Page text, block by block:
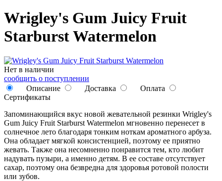
Wrigley's Gum Juicy Fruit
Starburst Watermelon
Нет в наличии
сообщить о поступлении
Описание
Доставка
Оплата
Сертификаты
Запоминающийся вкус новой жевательной резинки Wrigley's
Gum Juicy Fruit Starburst Watermelon мгновенно перенесет в
солнечное лето благодаря тонким ноткам ароматного арбуза.
Она обладает мягкой консистенцией, поэтому ее приятно
жевать. Также она несомненно понравится тем, кто любит
надувать пузыри, а именно детям. В ее составе отсутствует
сахар, поэтому она безвредна для здоровья ротовой полости
или зубов.